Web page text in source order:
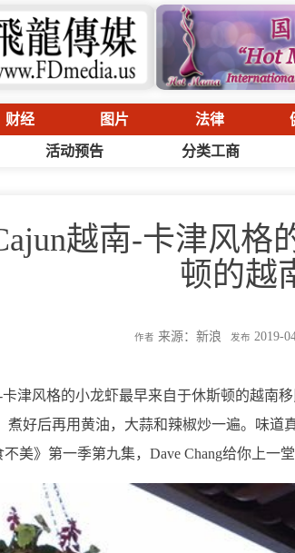
财经 图片 法律
活动预告 分类工商
越南-卡津风格
顿的越
作者 来源：新浪 发布 2019-
卡津风格的小龙虾最早来自于休斯顿的越南
煮好后再用黄油，大蒜和辣椒炒一遍。味
美》第一季第九集，Dave Chang给你上一堂